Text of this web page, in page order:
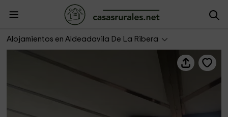
Alojamientos en Aldeadavila De La Ribera
Apartamento C - Rupurupay